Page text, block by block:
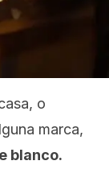
o
marca,
blanco.